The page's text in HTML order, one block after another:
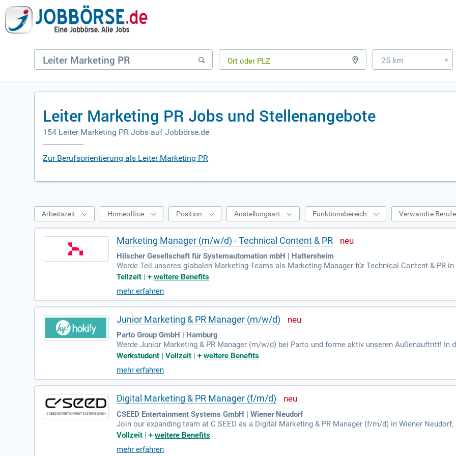
25 km »
Leiter Marketing PR Jobs und Stellenangebote
154 Leiter Marketing PR Jobs auf Jobbörse.de
Zur Berufsorientierung als Leiter Marketing PR
Arbeitszeit Homeoffice Position Anstellungsart Funktionsbereich Verwandte Berufe
Marketing Manager (m/w/d) - Technical Content & PR
Hilscher Gesellschaft für Systemautomation mbH | Hattersheim
Werde Teil unseres globalen Marketing-Teams als Marketing Manager für Technical Content & PR
ellen Content für Produkte, Technologien und Corporate-Themen, der die Basis für spannende
e zu gestalten. Moderne KI-Tools setzt Du sinnvoll ein, wobei Du die Bedeutung von guter
mmenarbeit mit Teams in EMEA, Americas und APAC erhöhst Du die Sichtbarkeit von Hilscher.
Teilzeit |+weitere Benefits
mehr erfahren
Junior Marketing & PR Manager (m/w/d)
Parto Group GmbH | Hamburg
Werde Junior Marketing & PR Manager (m/w/d) bei Parto und forme aktiv unseren Außenauftritt! In
und steigerst unsere Sichtbarkeit in den sozialen Medien, insbesondere auf LinkedIn. Du arbeitest
Kommunikationsmaßnahmen sowie die Analyse ihrer Erfolge. Zudem baust du wertvolle
nser Wachstum entscheidend sind. Werde Teil unseres Teams und trage zur kontinuierlichen
Werkstudent | Vollzeit |+weitere Benefits
mehr erfahren
Digital Marketing & PR Manager (f/m/d)
CSEED Entertainment Systems GmbH | Wiener Neudorf
Join our expanding team at C SEED as a Digital Marketing & PR Manager (f/m/d) in Wiener
e to drive our marketing and public relations efforts forward.
Vollzeit |+weitere Benefits
mehr erfahren